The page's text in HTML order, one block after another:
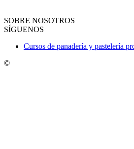
SOBRE NOSOTROS
SÍGUENOS
Cursos de panadería y pastelería
©